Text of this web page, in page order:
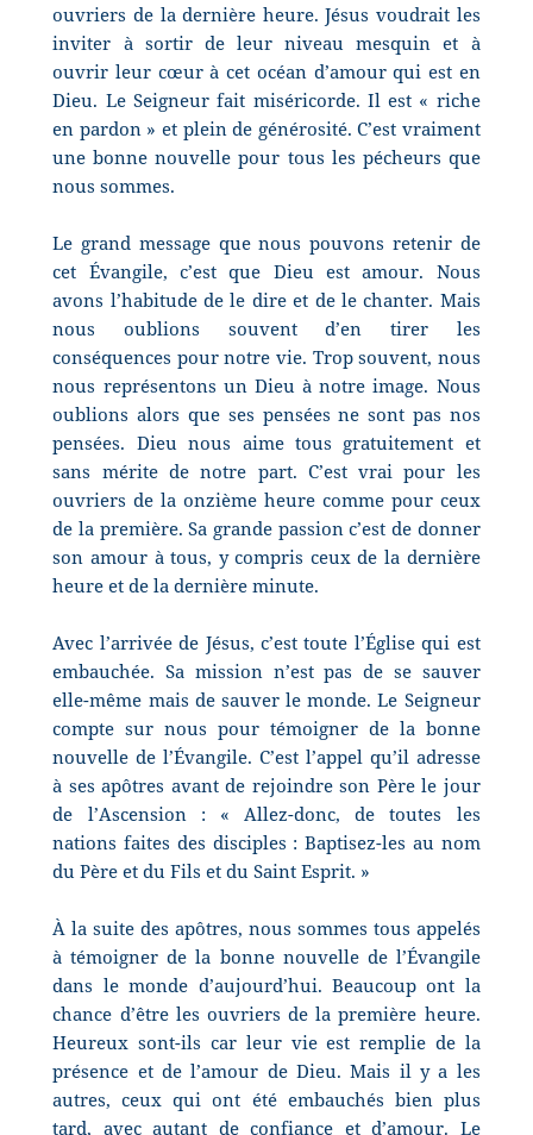
ouvriers de la dernière heure. Jésus voudrait les
inviter à sortir de leur niveau mesquin et à
ouvrir leur cœur à cet océan d’amour qui est en
Dieu. Le Seigneur fait miséricorde. Il est « riche
en pardon » et plein de générosité. C’est vraiment
une bonne nouvelle pour tous les pécheurs que
nous sommes.
Le grand message que nous pouvons retenir de
cet Évangile, c’est que Dieu est amour. Nous
avons l’habitude de le dire et de le chanter. Mais
nous oublions souvent d’en tirer les
conséquences pour notre vie. Trop souvent, nous
nous représentons un Dieu à notre image. Nous
oublions alors que ses pensées ne sont pas nos
pensées. Dieu nous aime tous gratuitement et
sans mérite de notre part. C’est vrai pour les
ouvriers de la onzième heure comme pour ceux
de la première. Sa grande passion c’est de donner
son amour à tous, y compris ceux de la dernière
heure et de la dernière minute.
Avec l’arrivée de Jésus, c’est toute l’Église qui est
embauchée. Sa mission n’est pas de se sauver
elle-même mais de sauver le monde. Le Seigneur
compte sur nous pour témoigner de la bonne
nouvelle de l’Évangile. C’est l’appel qu’il adresse
à ses apôtres avant de rejoindre son Père le jour
de l’Ascension : « Allez-donc, de toutes les
nations faites des disciples : Baptisez-les au nom
du Père et du Fils et du Saint Esprit. »
À la suite des apôtres, nous sommes tous appelés
à témoigner de la bonne nouvelle de l’Évangile
dans le monde d’aujourd’hui. Beaucoup ont la
chance d’être les ouvriers de la première heure.
Heureux sont-ils car leur vie est remplie de la
présence et de l’amour de Dieu. Mais il y a les
autres, ceux qui ont été embauchés bien plus
tard, avec autant de confiance et d’amour. Le